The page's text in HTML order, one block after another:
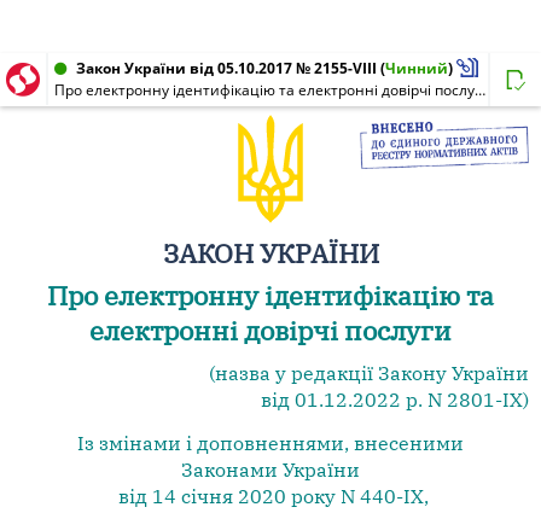
Закон України від 05.10.2017 № 2155-VIII (Чинний)
Про електронну ідентифікацію та електронні довірчі послуги